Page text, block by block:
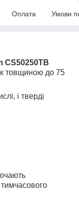
Оплата Умови
CS50250TB
товщиною до 75
і тверді